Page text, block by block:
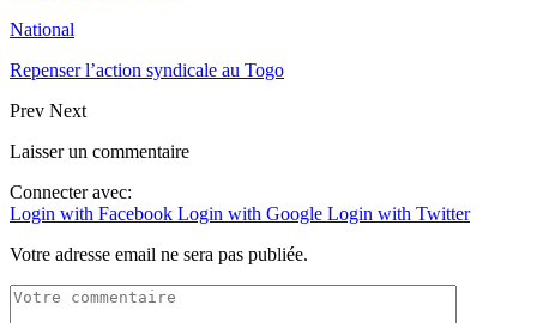
National
Repenser l’action syndicale au Togo
Prev Next
Laisser un commentaire
Connecter avec:
Login with Facebook Login with Google Login with Twitter
Votre adresse email ne sera pas publiée.